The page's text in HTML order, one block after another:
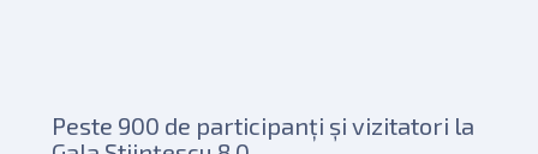
Peste 900 de participanți și vizitatori la